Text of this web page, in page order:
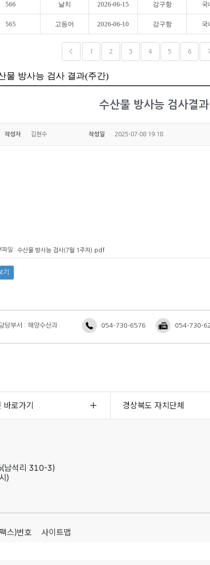
566 날치 2026-06-15 강구항 국
565 고등어 2026-06-10 강구항 국
< 1 2 3 4 5 6 7
물 방사능 검사 결과(주간)
수산물 방사능 검사결
작성자 김현수 작성일 2025-07-08 19:18
파일 : 수산물 방사능 검사(7월 1주차).pdf
기
당부서 : 해양수산과 054-730-6576 054-730-
바로가기 경상북도 자치단체
남석리 310-3)
)
스)번호 사이트맵